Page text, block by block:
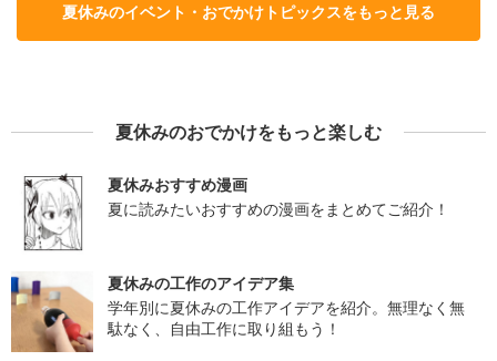
夏休みのイベント・おでかけトピックスをもっと見る
夏休みのおでかけをもっと楽しむ
夏休みおすすめ漫画
夏に読みたいおすすめの漫画をまとめてご紹介！
夏休みの工作のアイデア集
学年別に夏休みの工作アイデアを紹介。無理なく無
駄なく、自由工作に取り組もう！